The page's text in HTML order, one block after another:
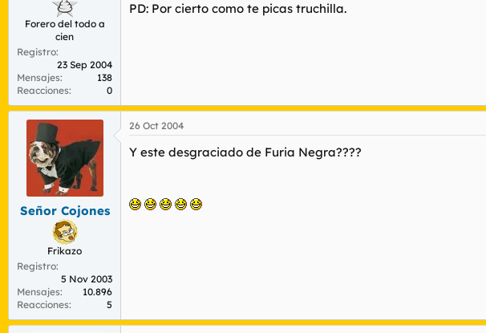
Forero del todo a
cien
Registro
23 Sep 2004
Mensajes
138
Reacciones
0
PD: Por cierto como te picas truchilla.
Señor Cojones
Frikazo
Registro
5 Nov 2003
Mensajes
10.896
Reacciones
5
26 Oct 2004
Y este desgraciado de Furia Negra????